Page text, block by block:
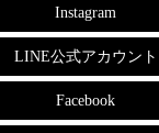
Instagram
LINE公式アカウント
Facebook